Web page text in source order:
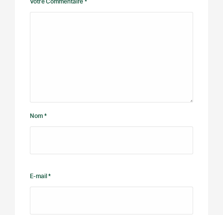
Votre Commentaire *
Nom *
E-mail *